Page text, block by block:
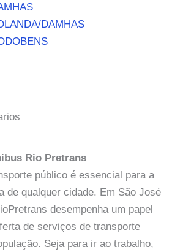
DAMHAS
Rio Pretrans
público é essencial para a
de qualquer cidade. Em São José
desempenha um papel
de serviços de transporte
Seja para ir ao trabalho,